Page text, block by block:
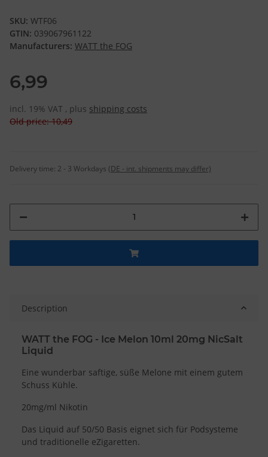
SKU: WTF06
GTIN: 039067961122
Manufacturers: WATT the FOG
6,99
incl. 19% VAT , plus shipping costs
Old price: 10,49
Delivery time: 2 - 3 Workdays (DE - int. shipments may differ)
Description
WATT the FOG - Ice Melon 10ml 20mg NicSalt
Liquid
Eine wunderbar saftige, süße Melone mit einem gutem
Schuss Kühle.
20mg/ml Nikotin
Das Liquid auf 50/50 Basis eignet sich für Podsysteme
und traditionelle eZigaretten.